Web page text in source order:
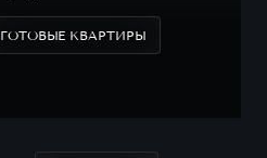
ГОТОВЫЕ КВАРТИРЫ